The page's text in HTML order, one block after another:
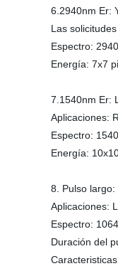
6.2940nm Er:
Las
Espectro:
Energía: 7x7
7.1540nm Er:
Aplicaciones:
Espectro:
Energía:
8. Pulso largo:
Aplicaciones:
Espectro:
Duración del